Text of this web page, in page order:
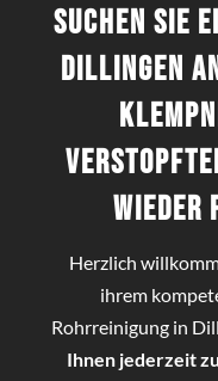
Suchen Sie
Dillingen
wieder
Herzlich
ihrem
Rohrreinigung in
Ihnen jederzeit